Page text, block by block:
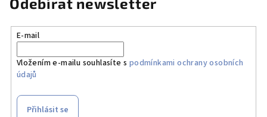
Odebírat newsletter
E-mail
Vložením e-mailu souhlasíte s podmínkami ochrany osobních
údajů
Přihlásit se